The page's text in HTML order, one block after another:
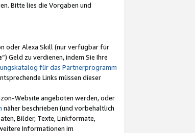
Bitte lies die Vorgaben und
oder Alexa Skill (nur verfügbar für
“) Geld zu verdienen, indem Sie Ihre
für das Partnerprogramm
Links müssen dieser
Website angeboten werden, oder
näher beschrieben (und vorbehaltlich
Bilder, Texte, Linkformate,
Informationen im